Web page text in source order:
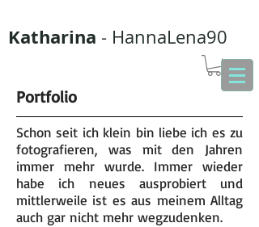
Katharina - HannaLena90
Portfolio
Schon seit ich klein bin liebe ich es zu
fotografieren, was mit den Jahren
immer mehr wurde. Immer wieder
habe ich neues ausprobiert und
mittlerweile ist es aus meinem Alltag
auch gar nicht mehr wegzudenken.